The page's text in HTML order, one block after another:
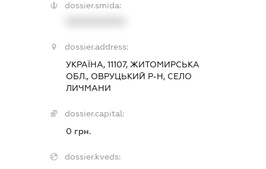
dossier.smida:
dossier.address:
УКРАЇНА, 11107, ЖИТОМИРСЬКА
ОБЛ., ОВРУЦЬКИЙ Р-Н, СЕЛО
ЛИЧМАНИ
dossier.capital:
0 грн.
dossier.kveds: